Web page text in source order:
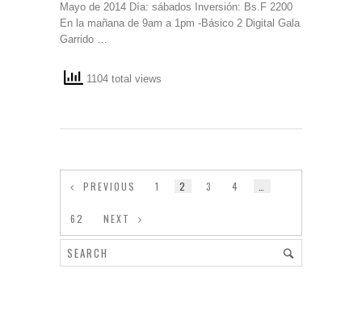
Mayo de 2014 Día: sábados Inversión: Bs.F 2200
En la mañana de 9am a 1pm -Básico 2 Digital Gala
Garrido …
1104 total views
PREVIOUS 1 2 3 4
62 NEXT